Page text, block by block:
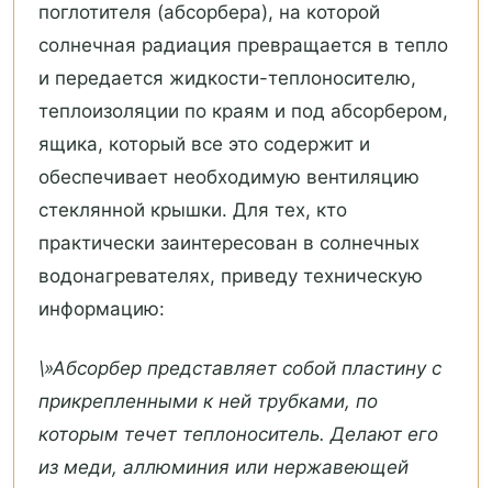
поглотителя (абсорбера), на которой
солнечная радиация превращается в тепло
и передается жидкости-теплоносителю,
теплоизоляции по краям и под абсорбером,
ящика, который все это содержит и
обеспечивает необходимую вентиляцию
стеклянной крышки. Для тех, кто
практически заинтересован в солнечных
водонагревателях, приведу техническую
информацию:
\»Абсорбер представляет собой пластину с
прикрепленными к ней трубками, по
которым течет теплоноситель. Делают его
из меди, аллюминия или нержавеющей